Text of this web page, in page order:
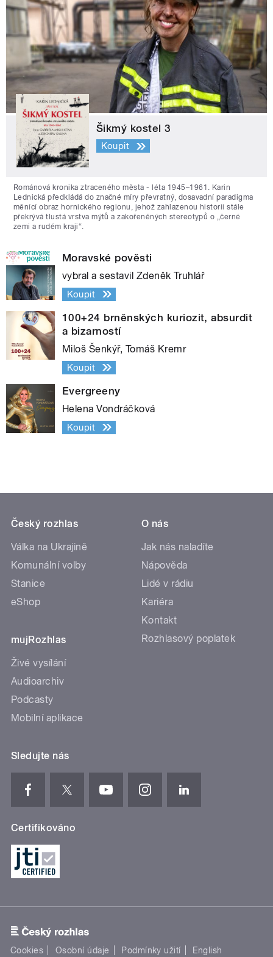
Šikmý kostel 3
Koupit
Románová kronika ztraceného města - léta 1945–1961. Karin
Lednická předkládá do značné míry převratný, dosavadní paradigma
měnící obraz hornického regionu, jehož zahlazenou historii stále
překrývá tlustá vrstva mýtů a zakořeněných stereotypů o „černé
zemi a rudém kraji“.
Moravské pověsti
vybral a sestavil Zdeněk Truhlář
Koupit
100+24 brněnských kuriozit, absurdit
a bizarností
Miloš Šenkýř, Tomáš Kremr
Koupit
Evergreeny
Helena Vondráčková
Koupit
Český rozhlas
Válka na Ukrajině
Komunální volby
Stanice
eShop
mujRozhlas
Živé vysílání
Audioarchiv
Podcasty
Mobilní aplikace
O nás
Jak nás naladíte
Nápověda
Lidé v rádiu
Kariéra
Kontakt
Rozhlasový poplatek
Sledujte nás
Certifikováno
Cookies Osobní údaje Podmínky užití English